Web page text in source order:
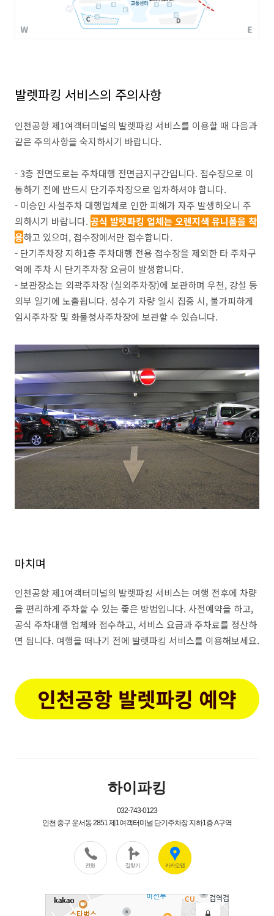
발렛파킹 서비스의 주의사항
인천공항 제1여객터미널의 발렛파킹 서비스를 이용할 때 다음과
같은 주의사항을 숙지하시기 바랍니다.
- 3층 전면도로는 주차대행 전면금지구간입니다. 접수장으로 이
동하기 전에 반드시 단기주차장으로 입차하셔야 합니다.
- 미승인 사설주차 대행업체로 인한 피해가 자주 발생하오니 주
의하시기 바랍니다. 공식 발렛파킹 업체는 오렌지색 유니폼을 착
용하고 있으며, 접수장에서만 접수합니다.
- 단기주차장 지하1층 주차대행 전용 접수장을 제외한 타 주차구
역에 주차 시 단기주차장 요금이 발생합니다.
- 보관장소는 외곽주차장 (실외주차장)에 보관하며 우천, 강설 등
외부 일기에 노출됩니다. 성수기 차량 일시 집중 시, 불가피하게
임시주차장 및 화물청사주차장에 보관할 수 있습니다.
마치며
인천공항 제1여객터미널의 발렛파킹 서비스는 여행 전후에 차량
을 편리하게 주차할 수 있는 좋은 방법입니다. 사전예약을 하고,
공식 주차대행 업체와 접수하고, 서비스 요금과 주차료를 정산하
면 됩니다. 여행을 떠나기 전에 발렛파킹 서비스를 이용해보세요.